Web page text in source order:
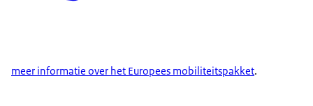
meer informatie over het Europees mobiliteitspakket.